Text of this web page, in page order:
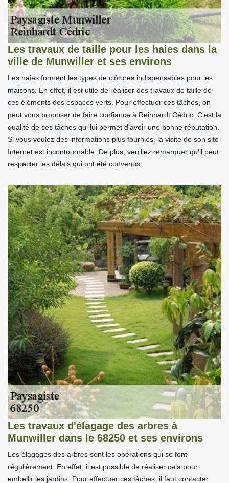
Les travaux de taille pour les haies dans la
ville de Munwiller et ses environs
Les haies forment les types de clôtures indispensables pour les
maisons. En effet, il est utile de réaliser des travaux de taille de
ces éléments des espaces verts. Pour effectuer ces tâches, on
peut vous proposer de faire confiance à Reinhardt Cédric. C'est la
qualité de ses tâches qui lui permet d'avoir une bonne réputation.
Si vous voulez des informations plus fournies, la visite de son site
Internet est incontournable. De plus, veuillez remarquer qu'il peut
respecter les délais qui ont été convenus.
Les travaux d'élagage des arbres à
Munwiller dans le 68250 et ses environs
Les élagages des arbres sont les opérations qui se font
régulièrement. En effet, il est possible de réaliser cela pour
embellir les jardins. Pour effectuer ces tâches, il faut contacter